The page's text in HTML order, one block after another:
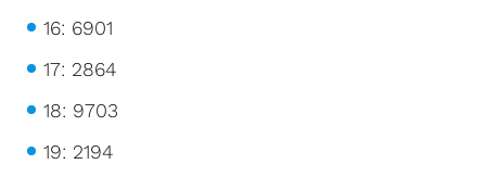
16: 6901
17: 2864
18: 9703
19: 2194